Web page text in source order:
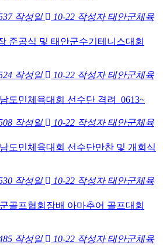
작성일 10-22 작성자 태안군체육
준공식 및 태안군수기테니스대회
작성일 10-22 작성자 태안군체육
도민체육대회 선수단 격려_0613~
작성일 10-22 작성자 태안군체육
도민체육대회 선수단만찬 및 개회식
작성일 10-22 작성자 태안군체육
골프협회장배 아마추어 골프대회
작성일 10-22 작성자 태안군체육